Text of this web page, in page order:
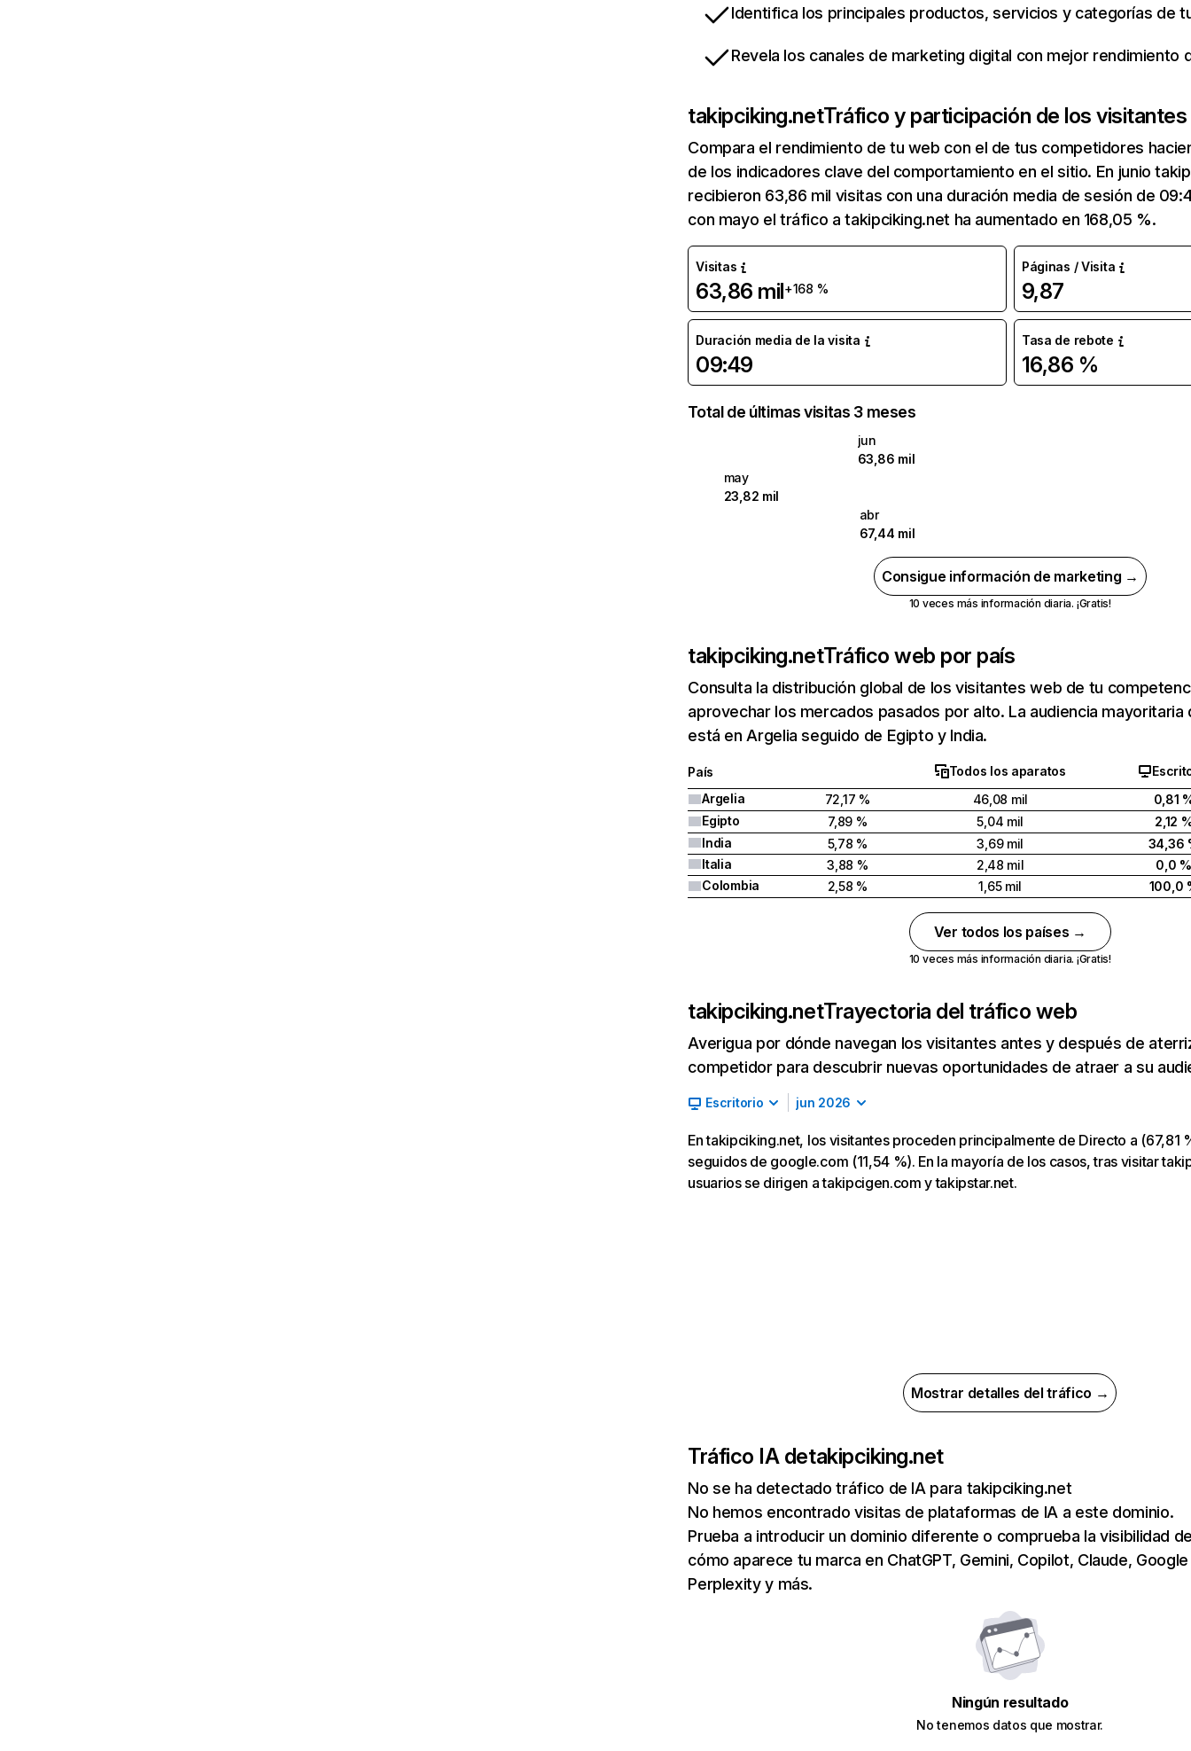
Identifica los principales productos, servicios y categorías de
Revela los canales de marketing digital con mejor rendimiento
takipciking.netTráfico y participación de los visitantes
Compara el rendimiento de tu web con el de tus competidores
de los indicadores clave del comportamiento en el sitio. En junio
recibieron 63,86 mil visitas con una duración media de sesión de
con mayo el tráfico a takipciking.net ha aumentado en 168,05 %.
Visitas
63,86 mil+168 %
Páginas / Visita
9,87
Duración media de la visita
09:49
Tasa de rebote
16,86 %
Total de últimas visitas 3 meses
jun
63,86 mil
may
23,82 mil
abr
67,44 mil
Consigue información de marketing →
10 veces más información diaria. ¡Gratis!
takipciking.netTráfico web por país
Consulta la distribución global de los visitantes web de tu
aprovechar los mercados pasados por alto. La audiencia mayoritaria
está en Argelia seguido de Egipto y India.
País Todos los aparatos
Argelia
72,17 % 46,08 mil
0,81
Egipto
7,89 % 5,04 mil
2,12
India
5,78 % 3,69 mil
34,36
Italia
3,88 % 2,48 mil
0,0
Colombia
2,58 % 1,65 mil 100,0
Ver todos los países →
10 veces más información diaria. ¡Gratis!
takipciking.netTrayectoria del tráfico web
Averigua por dónde navegan los visitantes antes y después de
competidor para descubrir nuevas oportunidades de atraer a su
Escritorio jun 2026
En takipciking.net, los visitantes proceden principalmente de Directo a (67,81
seguidos de google.com (11,54 %). En la mayoría de los casos, tras visitar
usuarios se dirigen a takipcigen.com y takipstar.net.
Mostrar detalles del tráfico →
Tráfico IA detakipciking.net
No se ha detectado tráfico de IA para takipciking.net
No hemos encontrado visitas de plataformas de IA a este dominio.
Prueba a introducir un dominio diferente o comprueba la visibilidad
cómo aparece tu marca en ChatGPT, Gemini, Copilot, Claude,
Perplexity y más.
Ningún resultado
No tenemos datos que mostrar.